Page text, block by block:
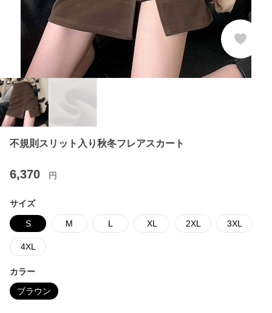
不規則スリット入り秋冬フレアスカート
6,370 円
サイズ
S M L XL 2XL 3XL
4XL
カラー
ブラウン